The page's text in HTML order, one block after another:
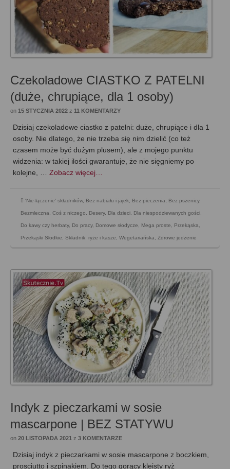
Czekoladowe CIASTKO Z PATELNI
(duże, chrupiące, dla 1 osoby)
on 15 STYCZNIA 2022 z 11 KOMENTARZY
Dzisiaj czekoladowe ciastko z patelni: duże, chrupiące i dla 1
osoby. Nie dlatego, że nie trzeba się nim dzielić (co też
czasem może być dużym plusem), ale z mojego punktu
widzenia: w takiej ilości gwarantuje, że nie sięgniemy po
kolejne, … Zobacz więcej…
'Nie-łączenie' składników, Bez nabiału i jajek Bez pieczenia Bez pszenicy,
Bezmleczna Coś z niczego Desery, Dla dzieci Dla niespodziewanych gości
Do kawy czy herbaty, Do pracy, Domowe słodycze Mega proste Przekąska
Przekąski Słodkie Składnik: ryże i kasze Wegetariańska Zdrowe jedzenie
Indyk z pieczarkami w sosie
mascarpone | BEZ STATYWU
on 20 LISTOPADA 2021 z 3 KOMENTARZE
Dzisiaj indyk z pieczarkami w sosie mascarpone z boczkiem,
prosciutto i szpinakiem. Do tego gorący kleisty ryż